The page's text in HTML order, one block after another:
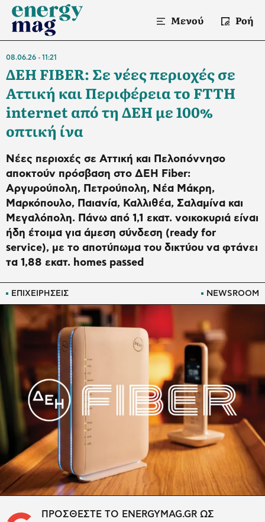
Μενού Ροή
ΕΠΙΧΕΙΡΗΣΕΙΣ NEWSROOM
08.06.26 11:21
ΔΕΗ FIBER: Σε νέες περιοχές σε
Αττική και Περιφέρεια το FTTH
internet από τη ΔΕΗ με 100%
οπτική ίνα
Νέες περιοχές σε Αττική και Πελοπόννησο
αποκτούν πρόσβαση στο ΔΕΗ Fiber:
Αργυρούπολη, Πετρούπολη, Νέα Μάκρη,
Μαρκόπουλο, Παιανία, Καλλιθέα, Σαλαμίνα και
Μεγαλόπολη. Πάνω από 1,1 εκατ. νοικοκυριά είναι
ήδη έτοιμα για άμεση σύνδεση (ready for
service), με το αποτύπωμα του δικτύου να φτάνει
τα 1,88 εκατ. homes passed
ΠΡΟΣΘΕΣΤΕ ΤΟ ENERGYMAG.GR ΩΣ